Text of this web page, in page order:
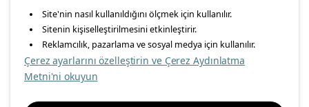
linkedin
Enerji Politikası Bilgi Güvenliği Politikası
İnternetten vereceğiniz siparişlerinizde size özel hizmet ve
içerikleri görebilmek için lütfen konumuzu seçin.
İl seçiniz
Seçiniz
Site'nin nasıl kullanıldığını ölçmek için kullanılır.
Sitenin kişiselleştirilmesini etkinleştirir.
Reklamcılık, pazarlama ve sosyal medya için kullanılır.
Çerez ayarlarını özelleştirin ve Çerez Aydınlatma
Metni'ni okuyun